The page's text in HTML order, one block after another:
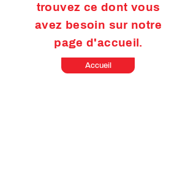
trouvez ce dont vous
avez besoin sur notre
page d'accueil.
Accueil